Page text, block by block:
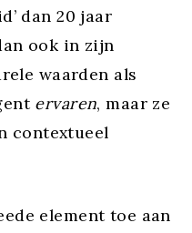
dan 20 jaar
ook in zijn
waarden als
ervaren, maar ze
contextueel
element toe aan